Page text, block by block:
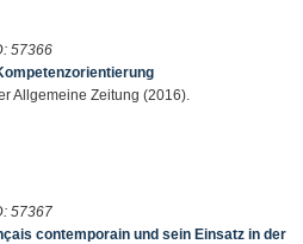
57366
Allgemeine Zeitung (2016).
57367
contemporain und sein Einsatz in der